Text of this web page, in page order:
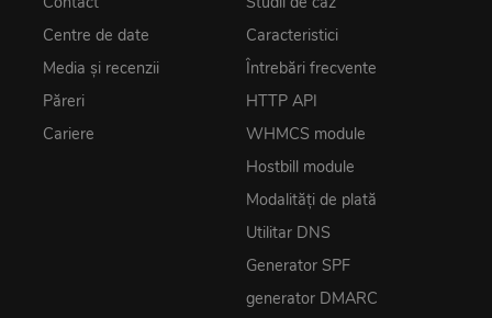
Centre de date
Media și recenzii
Păreri
Cariere
Caracteristici
Întrebări frecvente
HTTP API
WHMCS module
Hostbill module
Modalități de plată
Utilitar DNS
Generator SPF
generator DMARC